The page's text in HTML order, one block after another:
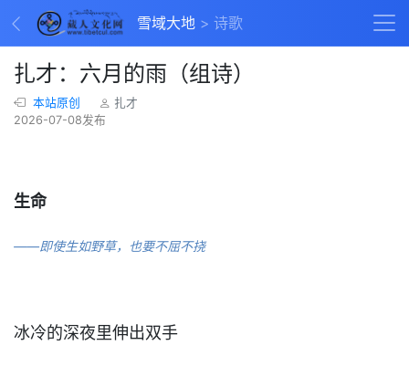
雪域大地 诗歌
扎才：六月的雨（组诗）
本站原创
扎才
2026-07-08发布
生命
——即使生如野草，也要不屈不挠
冰冷的深夜里伸出双手